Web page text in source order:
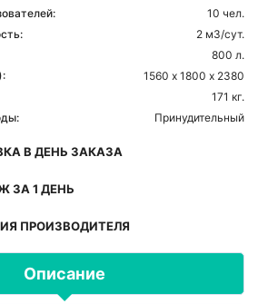
10 чел.
2 м3/сут.
800 л.
1560 х 1800 х 2380
171 кг.
Принудительный
В ДЕНЬ ЗАКАЗА
ЗА 1 ДЕНЬ
ПРОИЗВОДИТЕЛЯ
Описание